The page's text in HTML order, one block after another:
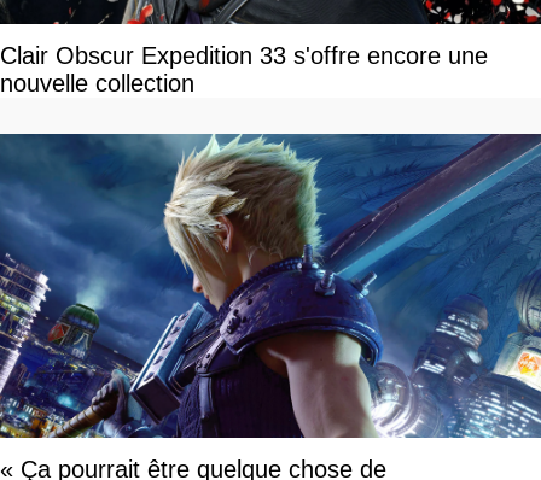
Clair Obscur Expedition 33 s'offre encore une
nouvelle collection
« Ça pourrait être quelque chose de